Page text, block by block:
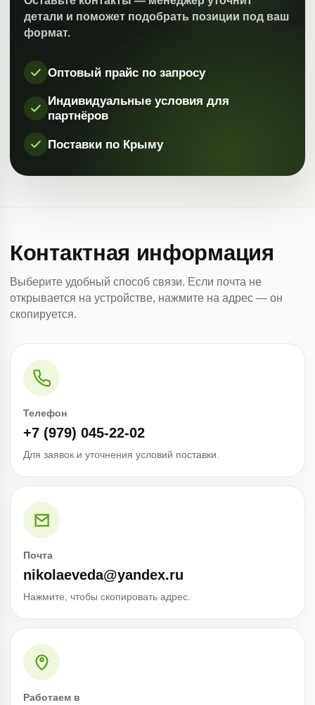
детали и поможет подобрать позиции под ваш
формат.
Оптовый прайс по запросу
Индивидуальные условия для
партнёров
Поставки по Крыму
Контактная информация
Выберите удобный способ связи. Если почта не
открывается на устройстве, нажмите на адрес — он
скопируется.
Телефон
+7 (979) 045-22-02
Для заявок и уточнения условий поставки.
Почта
nikolaeveda@yandex.ru
Нажмите, чтобы скопировать адрес.
Работаем в